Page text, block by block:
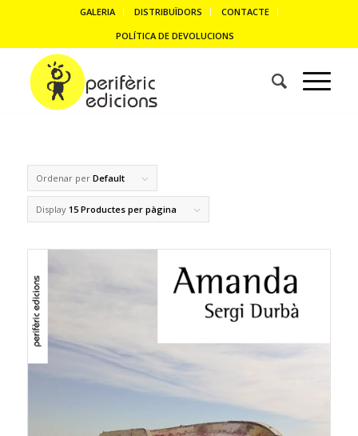
GALERIA DISTRIBUÏDORS
CONTACTE
POLÍTICA DE DEVOLUCIONS
Ordenar per Default
Display 15 Productes per pàgina